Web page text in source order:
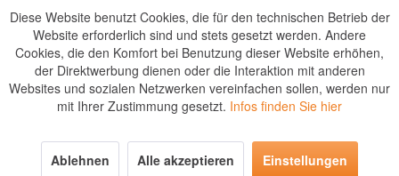
Diese Website benutzt Cookies, die für den technischen Betrieb der
Website erforderlich sind und stets gesetzt werden. Andere
Cookies, die den Komfort bei Benutzung dieser Website erhöhen,
der Direktwerbung dienen oder die Interaktion mit anderen
Websites und sozialen Netzwerken vereinfachen sollen, werden nur
mit Ihrer Zustimmung gesetzt. Infos finden Sie hier
Ablehnen Alle akzeptieren Einstellungen